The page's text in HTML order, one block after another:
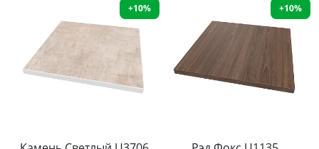
+10% +10%